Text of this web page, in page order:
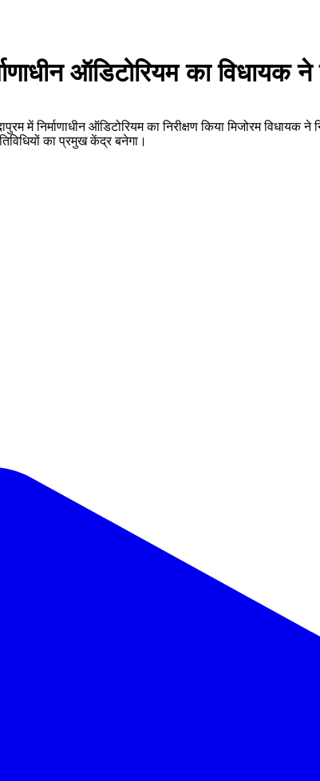
ऑडिटोरियम का विधायक
में निर्माणाधीन ऑडिटोरियम का निरीक्षण किया मिजोरम विधायक
का प्रमुख केंद्र बनेगा।